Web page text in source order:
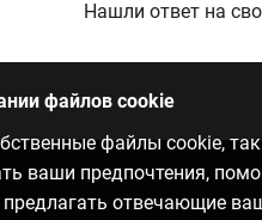
Нашли ответ на
файлов cookie
файлы cookie,
ваши предпочтения,
отвечающие